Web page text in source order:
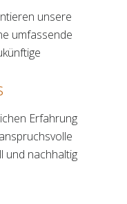
unsere
umfassende
Erfahrung
und nachhaltig